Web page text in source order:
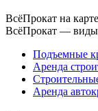
ВсёПрокат на карте
ВсёПрокат — виды
Подъемные
Аренда
Аренда